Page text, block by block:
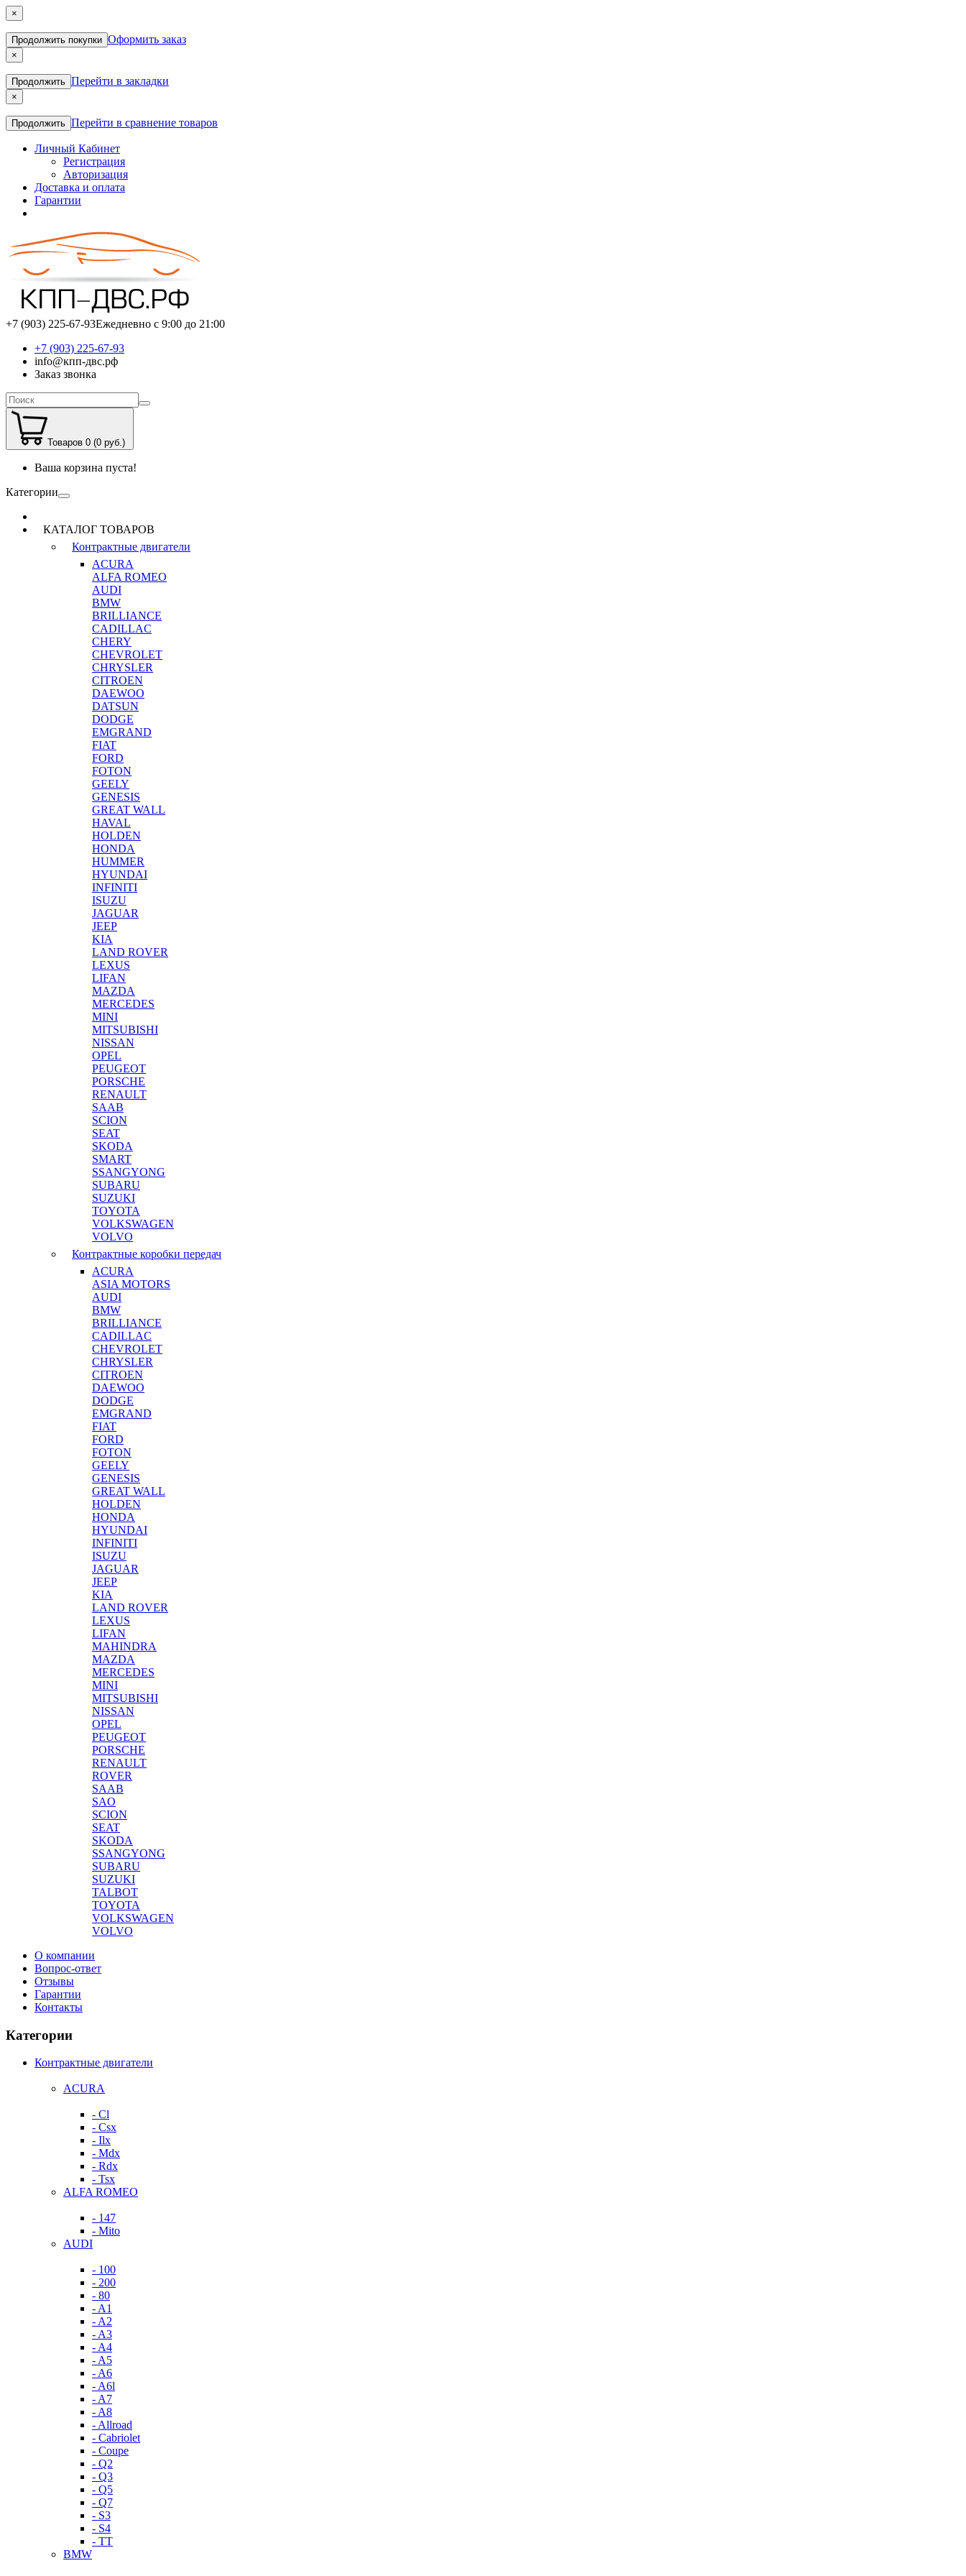
×
Продолжить покупки Оформить заказ
×
Продолжить Перейти в закладки
×
Продолжить Перейти в сравнение товаров
Личный Кабинет
Регистрация
Авторизация
Доставка и оплата
Гарантии
+7 (903) 225-67-93Ежедневно с 9:00 до 21:00
+7 (903) 225-67-93
info@кпп-двс.рф
Заказ звонка
Товаров 0 (0 руб.)
Ваша корзина пуста!
Категории
КАТАЛОГ ТОВАРОВ
Контрактные двигатели
ACURA
ALFA ROMEO
AUDI
BMW
BRILLIANCE
CADILLAC
CHERY
CHEVROLET
CHRYSLER
CITROEN
DAEWOO
DATSUN
DODGE
EMGRAND
FIAT
FORD
FOTON
GEELY
GENESIS
GREAT WALL
HAVAL
HOLDEN
HONDA
HUMMER
HYUNDAI
INFINITI
ISUZU
JAGUAR
JEEP
KIA
LAND ROVER
LEXUS
LIFAN
MAZDA
MERCEDES
MINI
MITSUBISHI
NISSAN
OPEL
PEUGEOT
PORSCHE
RENAULT
SAAB
SCION
SEAT
SKODA
SMART
SSANGYONG
SUBARU
SUZUKI
TOYOTA
VOLKSWAGEN
VOLVO
Контрактные коробки передач
ACURA
ASIA MOTORS
AUDI
BMW
BRILLIANCE
CADILLAC
CHEVROLET
CHRYSLER
CITROEN
DAEWOO
DODGE
EMGRAND
FIAT
FORD
FOTON
GEELY
GENESIS
GREAT WALL
HOLDEN
HONDA
HYUNDAI
INFINITI
ISUZU
JAGUAR
JEEP
KIA
LAND ROVER
LEXUS
LIFAN
MAHINDRA
MAZDA
MERCEDES
MINI
MITSUBISHI
NISSAN
OPEL
PEUGEOT
PORSCHE
RENAULT
ROVER
SAAB
SAO
SCION
SEAT
SKODA
SSANGYONG
SUBARU
SUZUKI
TALBOT
TOYOTA
VOLKSWAGEN
VOLVO
О компании
Вопрос-ответ
Отзывы
Гарантии
Контакты
Категории
Контрактные двигатели
ACURA
- Cl
- Csx
- Ilx
- Mdx
- Rdx
- Tsx
ALFA ROMEO
- 147
- Mito
AUDI
- 100
- 200
- 80
- A1
- A2
- A3
- A4
- A5
- A6
- A6l
- A7
- A8
- Allroad
- Cabriolet
- Coupe
- Q2
- Q3
- Q5
- Q7
- S3
- S4
- TT
BMW